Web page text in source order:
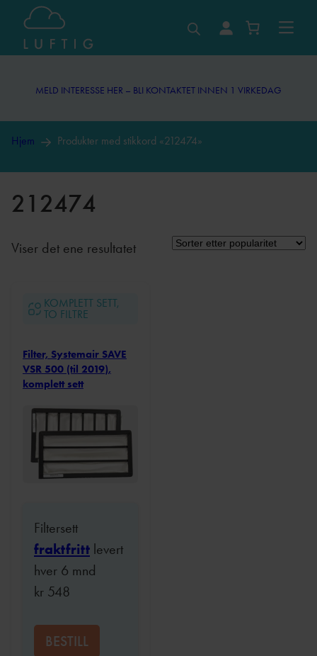
Hopp
innhold
MELD INTERESSE HER – BLI KONTAKTET INNEN 1 VIRKEDAG
Hjem Produkter med stikkord «212474»
212474
Viser det ene resultatet
KOMPLETT SETT,
TO FILTRE
Filter, Systemair SAVE
VSR 500 (til 2019),
komplett sett
Filtersett
fraktfritt levert
hver 6 mnd
kr 548
BESTILL
MELD INTERESSE HER – BLI KONTAKTET INNEN 1 VIRKEDAG